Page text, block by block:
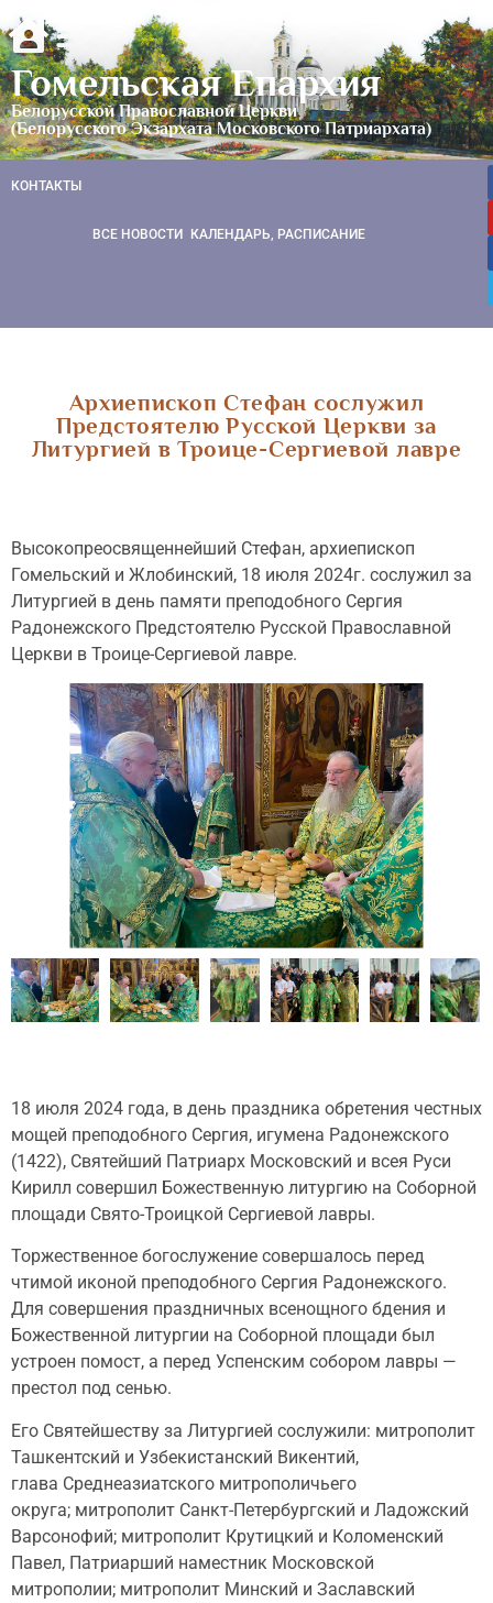
Гомельская Епархия
Белорусской Православной Церкви
(Белорусского Экзархата Московского Патриархата)
КОНТАКТЫ
ВСЕ НОВОСТИ КАЛЕНДАРЬ, РАСПИСАНИЕ
Архиепископ Стефан сослужил
Предстоятелю Русской Церкви за
Литургией в Троице-Сергиевой лавре
Высокопреосвященнейший Стефан, архиепископ
Гомельский и Жлобинский, 18 июля 2024г. сослужил за
Литургией в день памяти преподобного Сергия
Радонежского Предстоятелю Русской Православной
Церкви в Троице-Сергиевой лавре.
18 июля 2024 года, в день праздника обретения честных
мощей преподобного Сергия, игумена Радонежского
(1422), Святейший Патриарх Московский и всея Руси
Кирилл совершил Божественную литургию на Соборной
площади Свято-Троицкой Сергиевой лавры.
Торжественное богослужение совершалось перед
чтимой иконой преподобного Сергия Радонежского.
Для совершения праздничных всенощного бдения и
Божественной литургии на Соборной площади был
устроен помост, а перед Успенским собором лавры —
престол под сенью.
Его Святейшеству за Литургией сослужили: митрополит
Ташкентский и Узбекистанский Викентий,
глава Среднеазиатского митрополичьего
округа; митрополит Санкт-Петербургский и Ладожский
Варсонофий; митрополит Крутицкий и Коломенский
Павел, Патриарший наместник Московской
митрополии; митрополит Минский и Заславский